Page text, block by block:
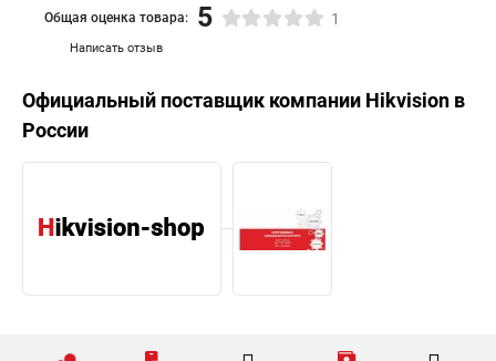
Написать отзыв
Общая оценка товара: 5 1
Официальный поставщик компании Hikvision в
России